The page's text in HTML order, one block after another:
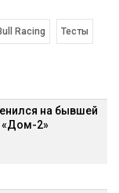
Racing Тесты
на бывшей
«Дом-2»